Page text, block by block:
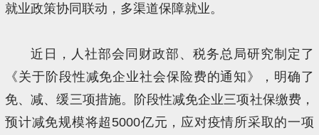
就业政策协同联动，多渠道保障就业。
近日，人社部会同财政部、税务总局研究制定了
《关于阶段性减免企业社会保险费的通知》，明确了
免、减、缓三项措施。阶段性减免企业三项社保缴费，
预计减免规模将超5000亿元，应对疫情所采取的一项